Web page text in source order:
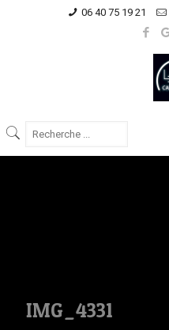
06 40 75 19 21
IMG_4331